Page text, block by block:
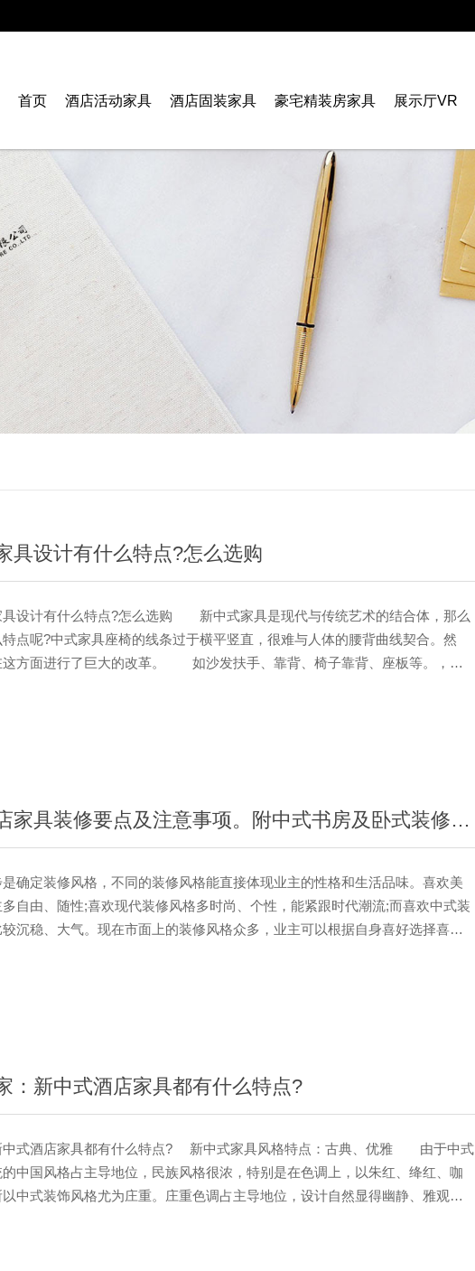
首页 酒店活动家具 酒店固装家具 豪宅精装房家具 展示厅VR
具设计有什么特点?怎么选购
计有什么特点?怎么选购 新中式家具是现代与传统艺术的结合体，那么
点呢?中式家具座椅的线条过于横平竖直，很难与人体的腰背曲线契合。然
这方面进行了巨大的改革。 如沙发扶手、靠背、椅子靠背、座板等。，与
计融为一体，结构和线条严谨。沙发垫部分的填充物是软的，背部是硬的。
中式风格酒店家具装修要点及注意事项。附中式书房及卧式装修要点
定装修风格，不同的装修风格能直接体现业主的性格和生活品味。喜欢美
自由、随性;喜欢现代装修风格多时尚、个性，能紧跟时代潮流;而喜欢中式装
沉稳、大气。现在市面上的装修风格众多，业主可以根据自身喜好选择喜爱
格十分具有中古传统特色，是现在很多业主的喜爱，接下来就为您介绍一下
：新中式酒店家具都有什么特点?
中式酒店家具都有什么特点? 新中式家具风格特点：古典、优雅 由于中式
中国风格占主导地位，民族风格很浓，特别是在色调上，以朱红、绛红、咖
中式装饰风格尤为庄重。庄重色调占主导地位，设计自然显得幽静、雅观，
一个特色和卖点，就是特别耐看，百看不厌。 在造型设计方面 新中式